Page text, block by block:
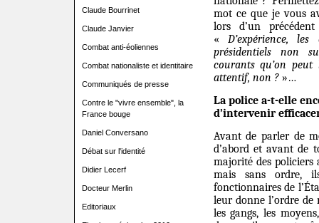
Claude Bourrinet
Claude Janvier
Combat anti-éoliennes
Combat nationaliste et identitaire
Communiqués de presse
Contre le "vivre ensemble", la
France bouge
Daniel Conversano
Débat sur l'identité
Didier Lecerf
Docteur Merlin
Editoriaux
mot ce que je vous
lors d’un
« D’expérience,
présidentiels non
courants qu’on
attentif, non ? »…
La police a-t-elle
d’intervenir
Avant de parler de
d’abord et avant de
majorité des policiers
mais sans ordre,
fonctionnaires de
leur donne l’ordre
les gangs, les